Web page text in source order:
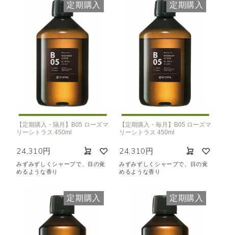
定期購入
【定期購入・隔月】B05 ローズマ
リーシトラス 450ml
24,310円
みずみずしくシャープで、目の覚
めるような香り
定期購入
【定期購入・毎月】B05 ローズマ
リーシトラス 450ml
24,310円
みずみずしくシャープで、目の覚
めるような香り
定期購入 定期購入